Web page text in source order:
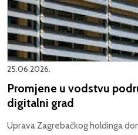
25.06.2026.
Promjene u vodstvu
digitalni grad
Uprava Zagrebačkog holdinga